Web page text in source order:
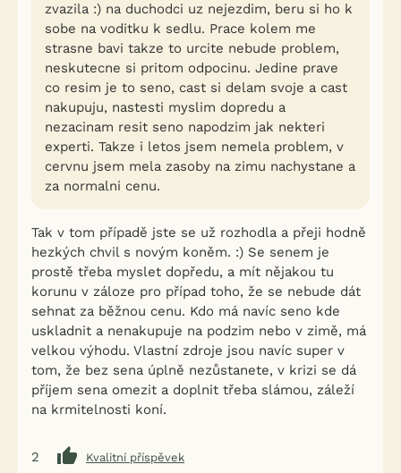
zvazila :) na duchodci uz nejezdim, beru si ho k
sobe na voditku k sedlu. Prace kolem me
strasne bavi takze to urcite nebude problem,
neskutecne si pritom odpocinu. Jedine prave
co resim je to seno, cast si delam svoje a cast
nakupuju, nastesti myslim dopredu a
nezacinam resit seno napodzim jak nekteri
experti. Takze i letos jsem nemela problem, v
cervnu jsem mela zasoby na zimu nachystane a
za normalni cenu.
Tak v tom případě jste se už rozhodla a přeji hodně
hezkých chvil s novým koněm. :) Se senem je
prostě třeba myslet dopředu, a mít nějakou tu
korunu v záloze pro případ toho, že se nebude dát
sehnat za běžnou cenu. Kdo má navíc seno kde
uskladnit a nenakupuje na podzim nebo v zimě, má
velkou výhodu. Vlastní zdroje jsou navíc super v
tom, že bez sena úplně nezůstanete, v krizi se dá
příjem sena omezit a doplnit třeba slámou, záleží
na krmitelnosti koní.
2
Kvalitní příspěvek